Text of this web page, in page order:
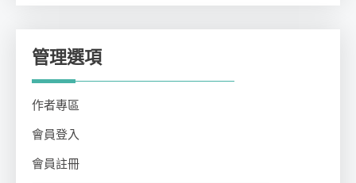
管理選項
作者專區
會員登入
會員註冊